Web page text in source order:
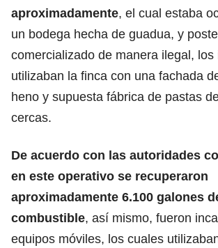
aproximadamente, el cual estaba
un bodega hecha de guadua, y
comercializado de manera ilegal, los
utilizaban la finca con una fachada
heno y supuesta fábrica de pastas
cercas.
De acuerdo con las autoridades
en este operativo se recuperaron
aproximadamente 6.100 galones
combustible, así mismo, fueron
equipos móviles, los cuales